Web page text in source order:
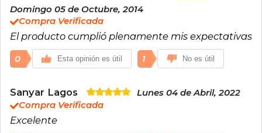
Domingo 05 de Octubre, 2014
Compra Verificada
El producto cumplió plenamente mis expectativas
0 Esta opinión es útil 1 No es útil
Sanyar Lagos
Lunes 04 de Abril, 2022
Compra Verificada
Excelente